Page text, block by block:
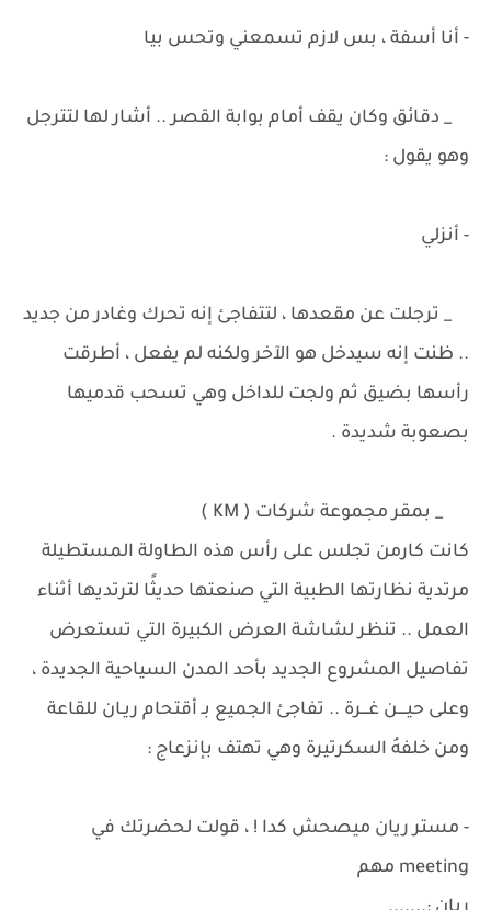
- أنا أسفة ، بس لازم تسمعني وتحس بيا
_ دقائق وكان يقف أمام بوابة القصر .. أشار لها لتترجل
وهو يقول :
- أنزلي
_ ترجلت عن مقعدها ، لتتفاجئ إنه تحرك وغادر من جديد
.. ظنت إنه سيدخل هو الآخر ولكنه لم يفعل ، أطرقت
رأسها بضيق ثم ولجت للداخل وهي تسحب قدميها
بصعوبة شديدة .
_ بمقر مجموعة شركات ( KM )
كانت كارمن تجلس على رأس هذه الطاولة المستطيلة
مرتدية نظارتها الطبية التي صنعتها حديثًا لترتديها أثناء
العمل .. تنظر لشاشة العرض الكبيرة التي تستعرض
تفاصيل المشروع الجديد بأحد المدن السياحية الجديدة ،
وعلى حيــــن غـــرة .. تفاجئ الجميع بـ أقتحام ريـان للقاعة
ومن خلفهُ السكرتيرة وهي تهتف بإنزعاج :
- مستر ريان ميصحش كدا ! ، قولت لحضرتك في
meeting مهم